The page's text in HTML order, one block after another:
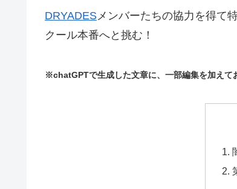
DRYADESメンバーたちの協力を得て
クール本番へと挑む！
※chatGPTで生成した文章に、一部編集を加えて